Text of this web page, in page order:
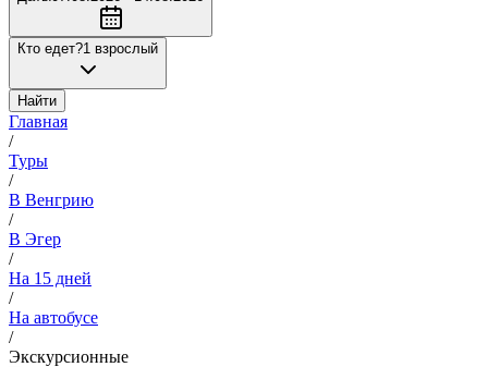
Кто едет?1 взрослый
Найти
Главная
/
Туры
/
В Венгрию
/
В Эгер
/
На 15 дней
/
На автобусе
/
Экскурсионные